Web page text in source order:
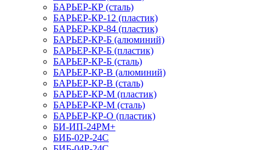
БАРЬЕР-КР (сталь)
БАРЬЕР-КР-12 (пластик)
БАРЬЕР-КР-84 (пластик)
БАРЬЕР-КР-Б (алюминий)
БАРЬЕР-КР-Б (пластик)
БАРЬЕР-КР-Б (сталь)
БАРЬЕР-КР-В (алюминий)
БАРЬЕР-КР-В (сталь)
БАРЬЕР-КР-М (пластик)
БАРЬЕР-КР-М (сталь)
БАРЬЕР-КР-О (пластик)
БИ-ИП-24РМ+
БИБ-02Р-24С